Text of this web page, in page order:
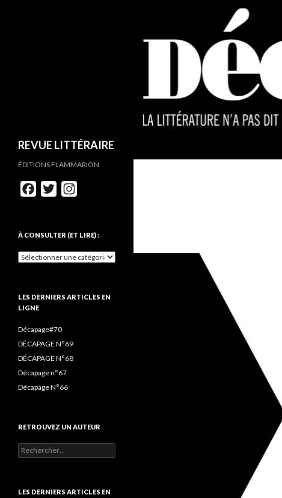
REVUE LITTÉRAIRE
ÉDITIONS FLAMMARION
e
b
o
k
t
t
e
t
a
g
a
À CONSULTER (ET LIRE) :
LES DERNIERS ARTICLES EN
LIGNE
Décapage#70
DÉCAPAGE N°69
DÉCAPAGE N°68
Décapage n°67
Décapage N°66
RETROUVEZ UN AUTEUR
LES DERNIERS ARTICLES EN